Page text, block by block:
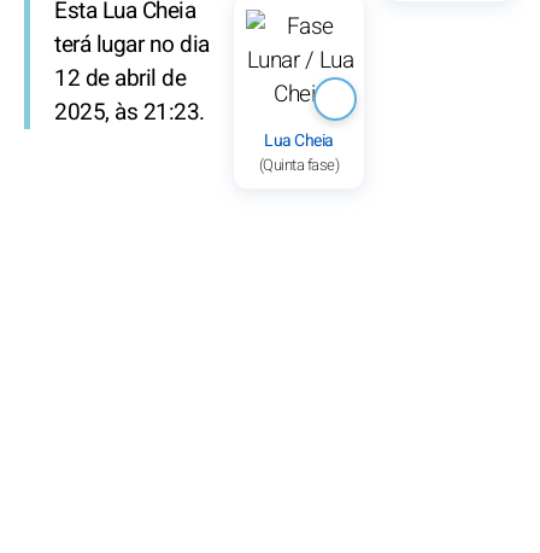
Lua Cheia
(Quinta fase)
Esta Lua Cheia
terá lugar no dia
12 de abril de
2025, às 21:23.